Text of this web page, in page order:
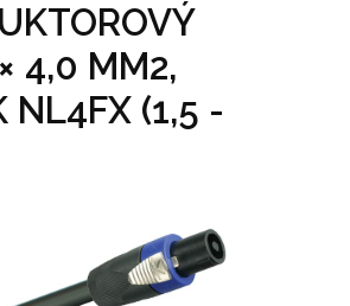
4,0 MM2,
NL4FX (1,5 -